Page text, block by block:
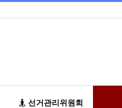
선거관리위원회